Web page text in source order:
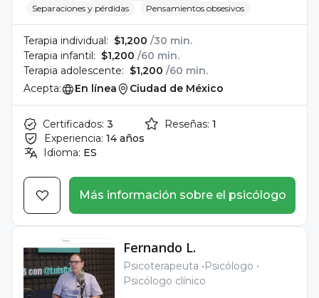
Separaciones y pérdidas
Pensamientos obsesivos
Terapia individual: $1,200 /30 min.
Terapia infantil: $1,200 /60 min.
Terapia adolescente: $1,200 /60 min.
Acepta:
En línea Ciudad de México
Certificados: 3
Experiencia: 14 años
Idioma: ES
Reseñas: 1
Más información sobre el psicólogo
Fernando L.
Psicoterapeuta
Psicólogo
Psicólogo clínico